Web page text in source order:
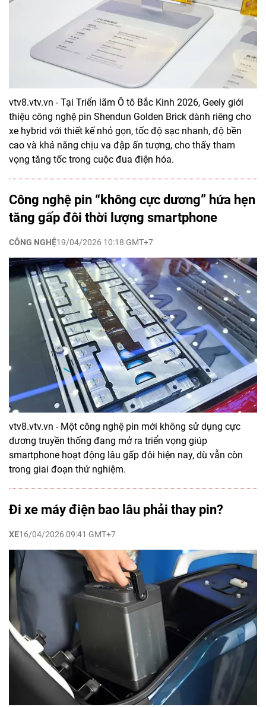
vtv8.vtv.vn - Tại Triển lãm Ô tô Bắc Kinh 2026, Geely giới
thiệu công nghệ pin Shendun Golden Brick dành riêng cho
xe hybrid với thiết kế nhỏ gọn, tốc độ sạc nhanh, độ bền
cao và khả năng chịu va đập ấn tượng, cho thấy tham
vọng tăng tốc trong cuộc đua điện hóa.
Công nghệ pin “không cực dương” hứa hẹn
tăng gấp đôi thời lượng smartphone
CÔNG NGHỆ19/04/2026 10:18 GMT+7
vtv8.vtv.vn - Một công nghệ pin mới không sử dụng cực
dương truyền thống đang mở ra triển vọng giúp
smartphone hoạt động lâu gấp đôi hiện nay, dù vẫn còn
trong giai đoạn thử nghiệm.
Đi xe máy điện bao lâu phải thay pin?
XE16/04/2026 09:41 GMT+7